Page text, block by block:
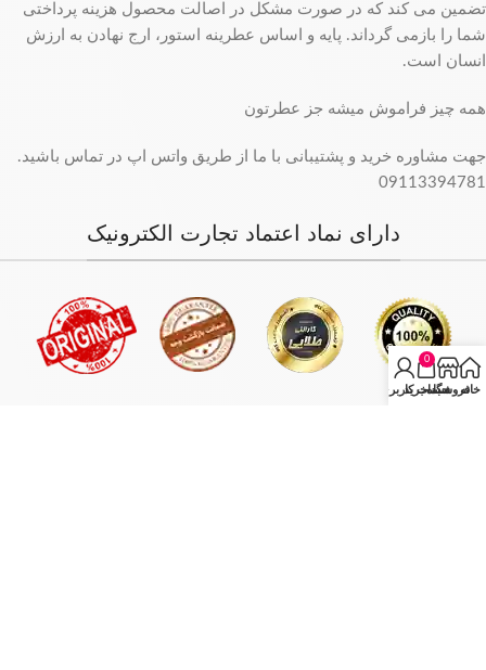
تضمین می کند که در صورت مشکل در اصالت محصول هزینه پرداختی
شما را بازمی گرداند. پایه و اساس عطرینه استور، ارج نهادن به ارزش
انسان است.
همه چیز فراموش میشه جز عطرتون
جهت مشاوره خرید و پشتیبانی با ما از طریق واتس اپ در تماس باشید.
09113394781
دارای نماد اعتماد تجارت الکترونیک
خانهفروشگاه
0
سبد خرید
حساب کاربری من